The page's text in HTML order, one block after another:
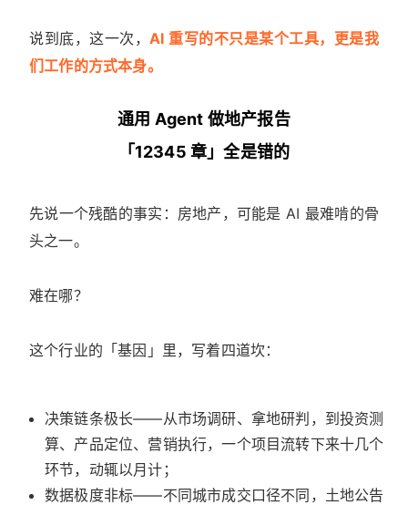
说到底，这一次，AI 重写的不只是某个工具，更是我
们工作的方式本身。
通用 Agent 做地产报告
「12345 章」全是错的
先说一个残酷的事实：房地产，可能是 AI 最难啃的骨
头之一。
难在哪？
这个行业的「基因」里，写着四道坎：
决策链条极长——从市场调研、拿地研判，到投资测
算、产品定位、营销执行，一个项目流转下来十几个
环节，动辄以月计；
数据极度非标——不同城市成交口径不同，土地公告